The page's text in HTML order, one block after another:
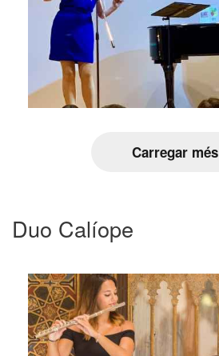
Carregar més
Duo Calíope